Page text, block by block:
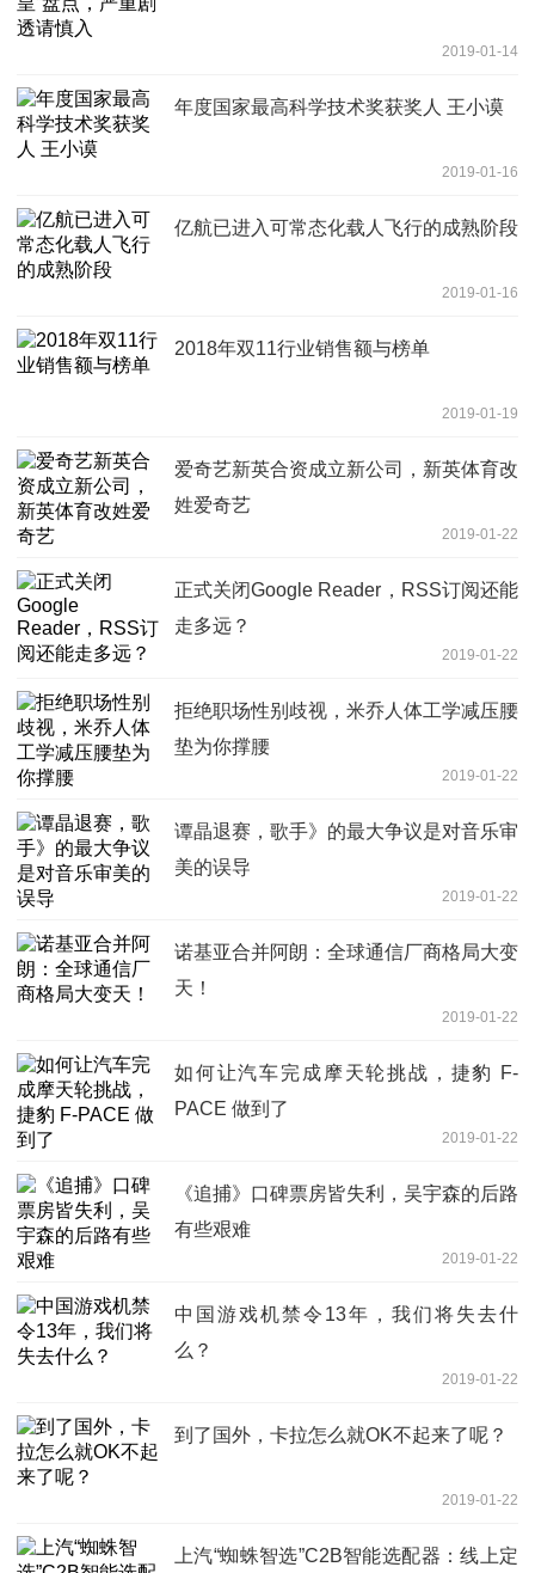
2019-01-14
年度国家最高科学技术奖获奖人 王小谟
2019-01-16
亿航已进入可常态化载人飞行的成熟阶段
2019-01-16
2018年双11行业销售额与榜单
2019-01-19
爱奇艺新英合资成立新公司，新英体育改
姓爱奇艺
2019-01-22
正式关闭Google Reader，RSS订阅还能
走多远？
2019-01-22
拒绝职场性别歧视，米乔人体工学减压腰
垫为你撑腰
2019-01-22
谭晶退赛，歌手》的最大争议是对音乐审
美的误导
2019-01-22
诺基亚合并阿朗：全球通信厂商格局大变
天！
2019-01-22
如何让汽车完成摩天轮挑战，捷豹 F-
PACE 做到了
2019-01-22
《追捕》口碑票房皆失利，吴宇森的后路
有些艰难
2019-01-22
中国游戏机禁令13年，我们将失去什
么？
2019-01-22
到了国外，卡拉怎么就OK不起来了呢？
2019-01-22
上汽“蜘蛛智选”C2B智能选配器：线上定